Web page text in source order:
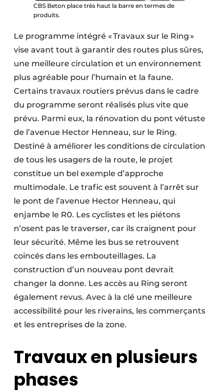
CBS Beton place très haut la barre en termes de
produits.
Le programme intégré « Travaux sur le Ring »
vise avant tout à garantir des routes plus sûres,
une meilleure circulation et un environnement
plus agréable pour l’humain et la faune.
Certains travaux routiers prévus dans le cadre
du programme seront réalisés plus vite que
prévu. Parmi eux, la rénovation du pont vétuste
de l’avenue Hector Henneau, sur le Ring.
Destiné à améliorer les conditions de circulation
de tous les usagers de la route, le projet
constitue un bel exemple d’approche
multimodale. Le trafic est souvent à l’arrêt sur
le pont de l’avenue Hector Henneau, qui
enjambe le R0. Les cyclistes et les piétons
n’osent pas le traverser, car ils craignent pour
leur sécurité. Même les bus se retrouvent
coincés dans les embouteillages. La
construction d’un nouveau pont devrait
changer la donne. Les accès au Ring seront
également revus. Avec à la clé une meilleure
accessibilité pour les riverains, les commerçants
et les entreprises de la zone.
Travaux en plusieurs
phases